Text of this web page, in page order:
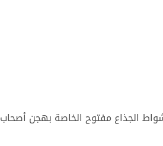
بإقامة أشواط الجذاع مفتوح الخاصة بهجن أصحاب